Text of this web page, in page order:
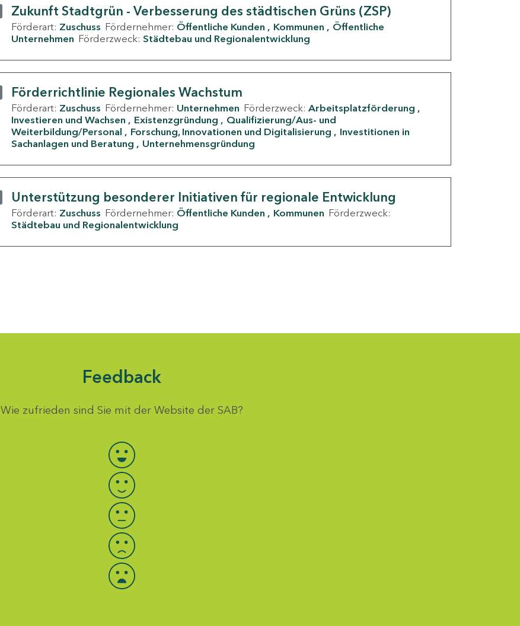
Zukunft Stadtgrün - Verbesserung des städtischen Grüns (ZSP)
Förderart: Zuschuss Fördernehmer: Öffentliche Kunden Kommunen
Öffentliche
Unternehmen Förderzweck: Städtebau und Regionalentwicklung
Förderrichtlinie Regionales Wachstum
Förderart: Zuschuss Fördernehmer: Unternehmen Förderzweck: Arbeitsplatzförderung
Investieren und Wachsen
Existenzgründung
Qualifizierung/Aus- und
Weiterbildung/Personal
Forschung, Innovationen und Digitalisierung
Investitionen in
Sachanlagen und Beratung
Unternehmensgründung
Unterstützung besonderer Initiativen für regionale Entwicklung
Förderart: Zuschuss Fördernehmer: Öffentliche Kunden Kommunen Förderzweck:
Städtebau und Regionalentwicklung
Feedback
Wie zufrieden sind Sie mit der Website der SAB?
Bewertung auswählen